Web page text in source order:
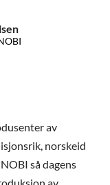
av
norskeid
så dagens